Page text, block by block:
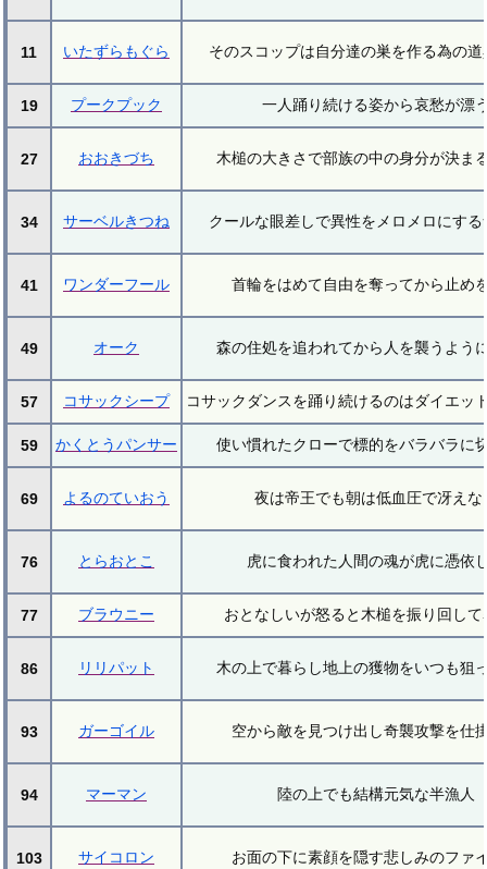
11 いたずらもぐら そのスコップは自分達の巣を作る為の道
19 プークプック 一人踊り続ける姿から哀愁が漂
27 おおきづち 木槌の大きさで部族の中の身分が決ま
34 サーベルきつね クールな眼差しで異性をメロメロにする
41 ワンダーフール 首輪をはめて自由を奪ってから止め
49 オーク 森の住処を追われてから人を襲うよう
57 コサックシープ コサックダンスを踊り続けるのはダイエッ
59 かくとうパンサー 使い慣れたクローで標的をバラバラに
69 よるのていおう 夜は帝王でも朝は低血圧で冴えな
76 とらおとこ 虎に食われた人間の魂が虎に憑依
77 ブラウニー おとなしいが怒ると木槌を振り回して
86 リリパット 木の上で暮らし地上の獲物をいつも狙
93 ガーゴイル 空から敵を見つけ出し奇襲攻撃を仕
94 マーマン 陸の上でも結構元気な半漁人
103 サイコロン お面の下に素顔を隠す悲しみのファ